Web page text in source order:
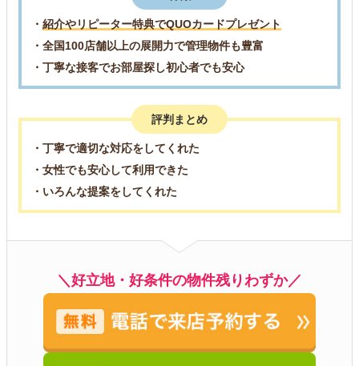
・ 紹介やリピーター特典でQUOカードプレゼント
・全国100店舗以上の展開力で管理物件も豊富
・丁寧な接客でお部屋探し初心者でも安心
評判まとめ
・丁寧で適切な対応をしてくれた
・女性でも安心して利用できた
・いろんな提案をしてくれた
＼好立地・好条件の物件残りわずか／